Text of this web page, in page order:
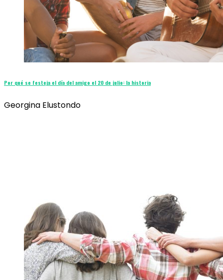
Por qué se festeja el día del amigo el 20 de julio: la historia
Georgina Elustondo